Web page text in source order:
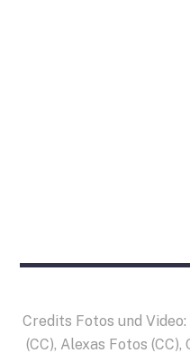
Credits Fotos und Video:
(CC), Alexas Fotos (CC),